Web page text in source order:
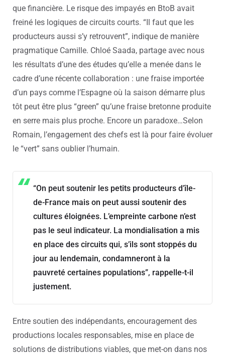
que financière. Le risque des impayés en BtoB avait
freiné les logiques de circuits courts. “Il faut que les
producteurs aussi s’y retrouvent”, indique de manière
pragmatique Camille. Chloé Saada, partage avec nous
les résultats d’une des études qu’elle a menée dans le
cadre d’une récente collaboration : une fraise importée
d’un pays comme l’Espagne où la saison démarre plus
tôt peut être plus “green” qu’une fraise bretonne produite
en serre mais plus proche. Encore un paradoxe…Selon
Romain, l’engagement des chefs est là pour faire évoluer
le “vert” sans oublier l’humain.
“On peut soutenir les petits producteurs d’île-
de-France mais on peut aussi soutenir des
cultures éloignées. L’empreinte carbone n’est
pas le seul indicateur. La mondialisation a mis
en place des circuits qui, s’ils sont stoppés du
jour au lendemain, condamneront à la
pauvreté certaines populations”, rappelle-t-il
justement.
Entre soutien des indépendants, encouragement des
productions locales responsables, mise en place de
solutions de distributions viables, que met-on dans nos